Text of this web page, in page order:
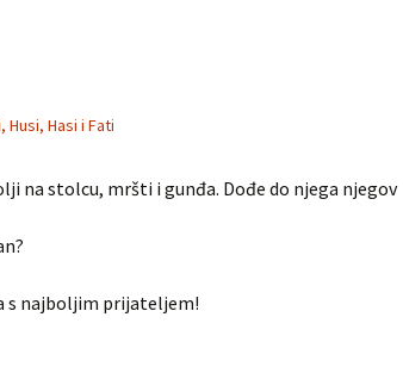
Husi, Hasi i Fati
na stolcu, mršti i gunđa. Dođe do njega njegov
s najboljim prijateljem!